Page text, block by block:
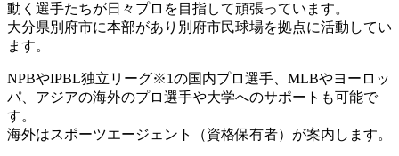
動く選手たちが日々プロを目指して頑張っています。
大分県別府市に本部があり別府市民球場を拠点に活動してい
ます。
NPBやIPBL独立リーグ※1の国内プロ選手、MLBやヨーロッ
パ、アジアの海外のプロ選手や大学へのサポートも可能で
す。
海外はスポーツエージェント（資格保有者）が案内します。